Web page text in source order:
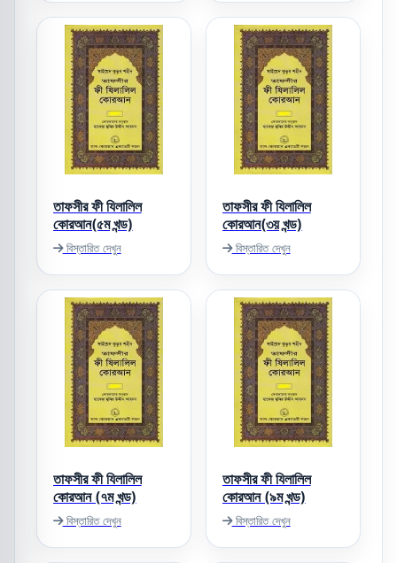
তাফসীর ফী যিলালিল
কোরআন(৫ম খন্ড)
বিস্তারিত দেখুন
তাফসীর ফী যিলালিল
কোরআন(৩য় খন্ড)
বিস্তারিত দেখুন
তাফসীর ফী যিলালিল
কোরআন (৭ম খন্ড)
বিস্তারিত দেখুন
তাফসীর ফী যিলালিল
কোরআন (৯ম খন্ড)
বিস্তারিত দেখুন